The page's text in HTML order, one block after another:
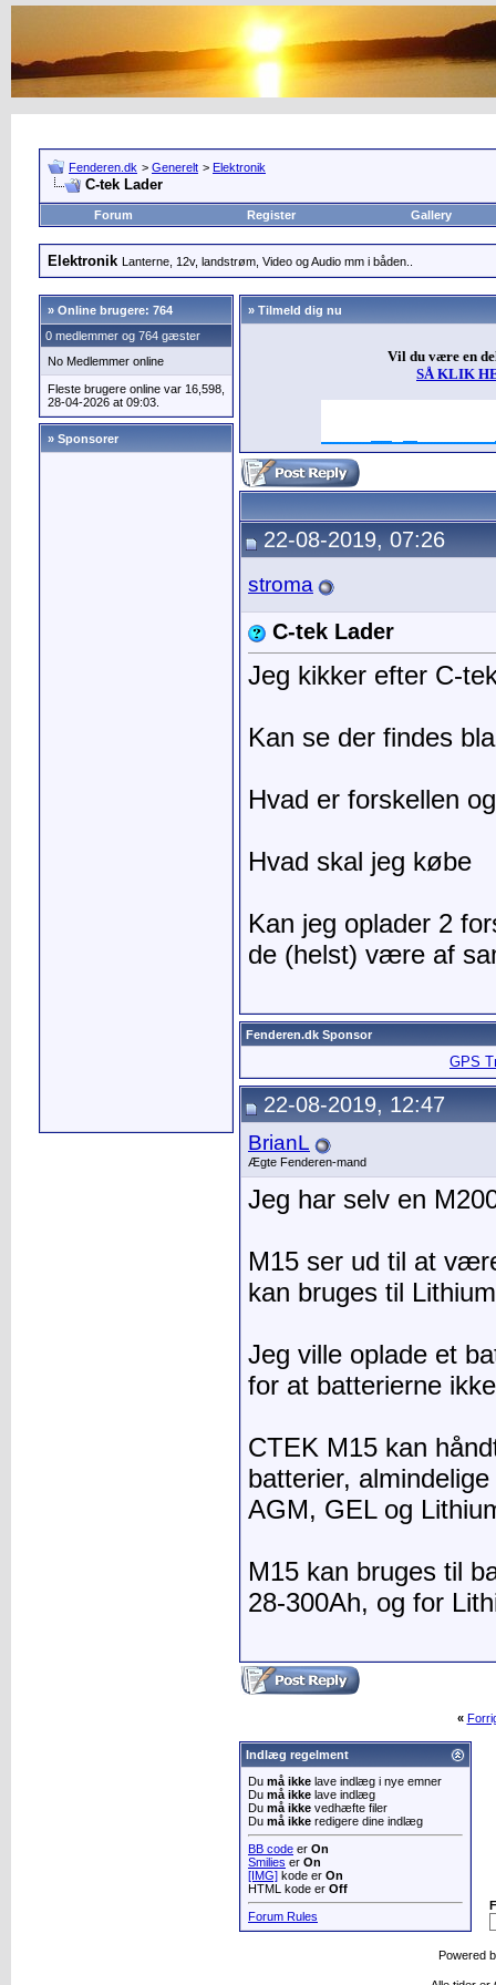
Fenderen.dk > Generelt > Elektronik
C-tek Lader
Forum Register Gallery
Elektronik Lanterne, 12v, landstrøm, Video og Audio mm i båden..
» Online brugere: 764
0 medlemmer og 764 gæster
No Medlemmer online
Fleste brugere online var 16,598,
28-04-2026 at 09:03.
» Sponsorer
» Tilmeld dig nu
Vil du være en
SÅ KLIK
22-08-2019, 07:26
stroma
C-tek Lader
Jeg kikker efter C-
Kan se der findes
Hvad er forskellen
Hvad skal jeg købe
Kan jeg oplader 2
de (helst) være af
Fenderen.dk Sponsor
GPS
22-08-2019, 12:47
BrianL
Ægte Fenderen-mand
Jeg har selv en
M15 ser ud til at
kan bruges til
Jeg ville oplade et
for at batterierne
CTEK M15 kan
batterier,
AGM, GEL og
M15 kan bruges til
28-300Ah, og for
«
Indlæg regelment
Du må ikke lave indlæg i nye emner
Du må ikke lave indlæg
Du må ikke vedhæfte filer
Du må ikke redigere dine indlæg
BB code er On
Smilies er On
[IMG] kode er On
HTML kode er Off
Forum Rules
Powered